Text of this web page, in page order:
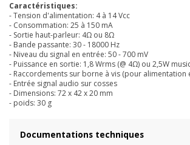
Caractéristiques:
- Tension d'alimentation: 4 à 14 Vcc
- Consommation: 25 à 150 mA
- Sortie haut-parleur: 4Ω ou 8Ω
- Bande passante: 30 - 18000 Hz
- Niveau du signal en entrée: 50 - 700 mV
- Puissance en sortie: 1,8 Wrms (@ 4Ω) ou 2,5W
- Raccordements sur borne à vis (pour alimentation
- Entrée signal audio sur cosses
- Dimensions: 72 x 42 x 20 mm
- poids: 30 g
Documentations techniques